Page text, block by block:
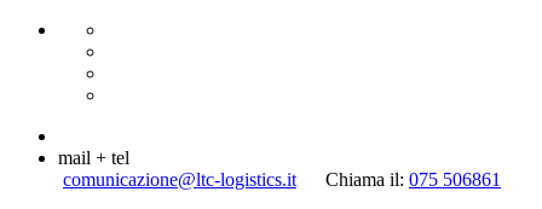
mail + tel
comunicazione@ltc-logistics.it
Chiama il: 075 506861